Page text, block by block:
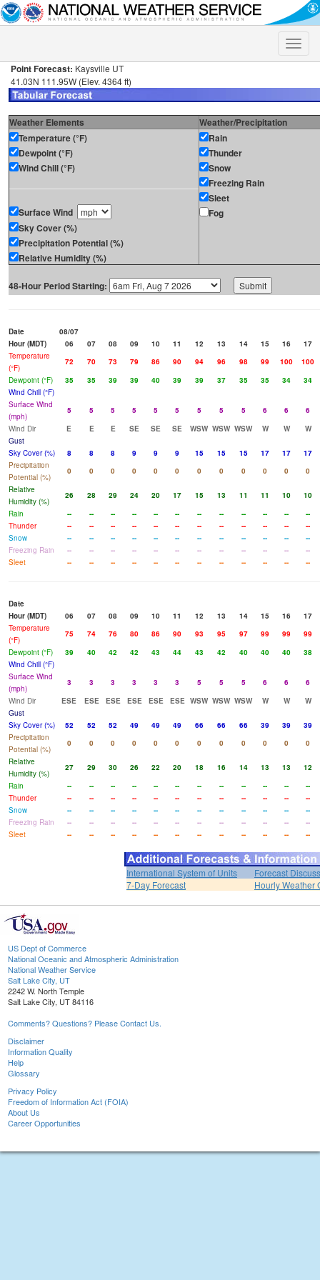
Toggle
Point Forecast: Kaysville UT
41.03N 111.95W (Elev. 4364 ft)
Weather Elements
Weather/Precipitation
Temperature (°F)
Dewpoint (°F)
Wind Chill (°F)
Surface Wind
Sky Cover (%)
Precipitation Potential (%)
Relative Humidity (%)
Rain
Thunder
Snow
Freezing Rain
Sleet
Fog
48-Hour Period Starting:
Date
08/07
Hour (MDT)
06 07 08 09 10 11 12 13 14 15 16
17
Temperature
(°F)
72 70 73 79 86 90 94 96 98 99 100
100
Dewpoint (°F)
35 35 39 39 40 39 39 37 35 35 34
34
Wind Chill (°F)
Surface Wind
(mph)
5 5 5 5 5 5 5 5 5 6 6
6
Wind Dir
E E E SE SE SE WSW WSW WSW W W
W
Gust
Sky Cover (%)
8 8 8 9 9 9 15 15 15 17 17
17
Precipitation
Potential (%)
0 0 0 0 0 0 0 0 0 0 0
0
Relative
Humidity (%)
26 28 29 24 20 17 15 13 11 11 10
10
Rain
-- -- -- -- -- -- -- -- -- -- --
--
Thunder
-- -- -- -- -- -- -- -- -- -- --
--
Snow
-- -- -- -- -- -- -- -- -- -- --
--
Freezing Rain
-- -- -- -- -- -- -- -- -- -- --
--
Sleet
-- -- -- -- -- -- -- -- -- -- -- --
Date
Hour (MDT)
06 07 08 09 10 11 12 13 14 15 16
17
Temperature
(°F)
75 74 76 80 86 90 93 95 97 99 99
99
Dewpoint (°F)
39 40 42 42 43 44 43 42 40 40 40
38
Wind Chill (°F)
Surface Wind
(mph)
3 3 3 3 3 3 5 5 5 6 6
6
Wind Dir
ESE ESE ESE ESE ESE ESE WSW WSW WSW W W
W
Gust
Sky Cover (%)
52 52 52 49 49 49 66 66 66 39 39
39
Precipitation
Potential (%)
0 0 0 0 0 0 0 0 0 0 0
0
Relative
Humidity (%)
27 29 30 26 22 20 18 16 14 13 13
12
Rain
-- -- -- -- -- -- -- -- -- -- --
--
Thunder
-- -- -- -- -- -- -- -- -- -- --
--
Snow
-- -- -- -- -- -- -- -- -- -- --
--
Freezing Rain
-- -- -- -- -- -- -- -- -- -- --
--
Sleet
-- -- -- -- -- -- -- -- -- -- -- --
International System of Units
Forecast
7-Day Forecast
Hourly Weather
US Dept of Commerce
National Oceanic and Atmospheric Administration
National Weather Service
Salt Lake City, UT
2242 W. North Temple
Salt Lake City, UT 84116
Comments? Questions? Please Contact Us.
Disclaimer
Information Quality
Help
Glossary
Privacy Policy
Freedom of Information Act (FOIA)
About Us
Career Opportunities